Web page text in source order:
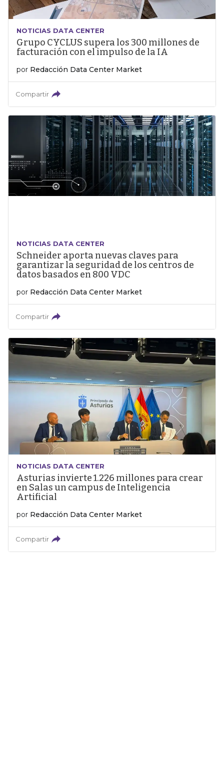
NOTICIAS DATA CENTER
Grupo CYCLUS supera los 300 millones de
facturación con el impulso de la IA
por Redacción Data Center Market
Compartir
NOTICIAS DATA CENTER
Schneider aporta nuevas claves para
garantizar la seguridad de los centros de
datos basados en 800 VDC
por Redacción Data Center Market
Compartir
NOTICIAS DATA CENTER
Asturias invierte 1.226 millones para crear
en Salas un campus de Inteligencia
Artificial
por Redacción Data Center Market
Compartir